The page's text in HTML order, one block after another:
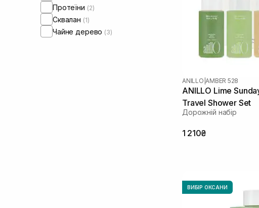
Протеїни (2)
Сквалан (1)
Чайне дерево (3)
ANILLO AMBER 528
ANILLO Lime
Travel Shower Set
Дорожній набір
1 210₴
ВИБІР ОКСАНИ